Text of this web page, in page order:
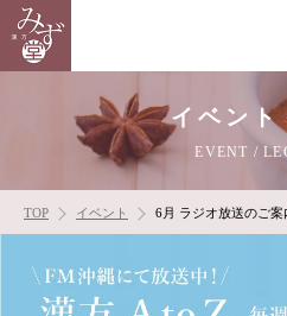
イベント
EVENT /
TOP イベント 6月 ラジオ放送のご案